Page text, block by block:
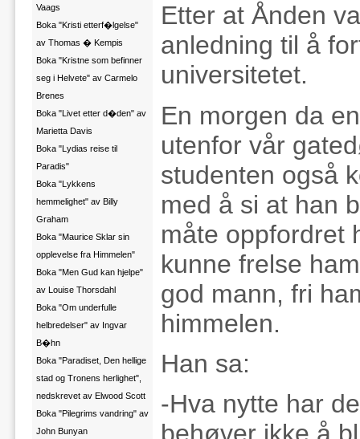
Vaags
Boka "Kristi etterf�lgelse"
av Thomas � Kempis
Boka "Kristne som befinner
seg i Helvete" av Carmelo
Brenes
Boka "Livet etter d�den" av
Marietta Davis
Boka "Lydias reise til
Paradis"
Boka "Lykkens
hemmelighet" av Billy
Graham
Boka "Maurice Sklar sin
opplevelse fra Himmelen"
Boka "Men Gud kan hjelpe"
av Louise Thorsdahl
Boka "Om underfulle
helbredelser" av Ingvar
B�hn
Boka "Paradiset, Den hellige
stad og Tronens herlighet",
nedskrevet av Elwood Scott
Boka "Pilegrims vandring" av
John Bunyan
Etter at Ånden
anledning til å
universitetet.
En morgen da
utenfor vår
studenten også
med å si at han
måte oppfordret
kunne frelse
god mann, fri
himmelen.
Han sa:
-Hva nytte har